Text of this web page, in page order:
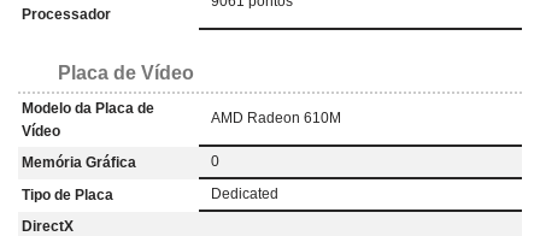
Processador
Placa de Vídeo
Modelo da Placa de
Vídeo
AMD Radeon 610M
Memória Gráfica
0
Tipo de Placa
‎Dedicated
DirectX